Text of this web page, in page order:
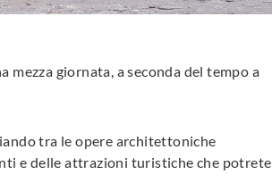
mezza giornata, a seconda del tempo a
tra le opere architettoniche
e delle attrazioni turistiche che potrete